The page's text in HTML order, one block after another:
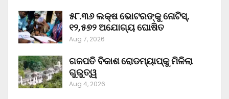
୫୮.୩୬ ଲକ୍ଷ ଭୋଟରଙ୍କୁ ନୋଟିସ୍‌,
୧୨,୫୭୨ ଅଯୋଗ୍ୟ ଘୋଷିତ
Aug 7, 2026
ଗଜପତି ବିକାଶ ରୋଡମ୍ୟାପ୍‌କୁ ମିଳିଲା
ଗୁରୁତ୍ୱ
Aug 4, 2026